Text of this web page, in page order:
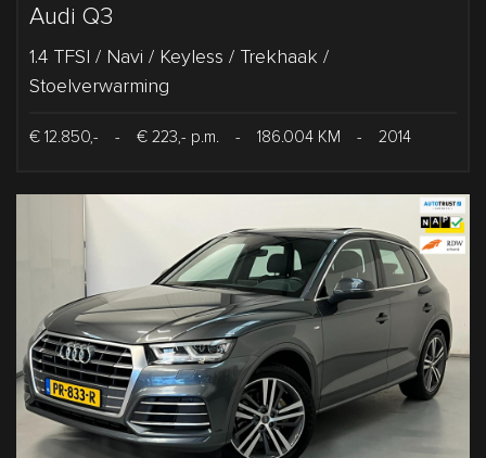
Audi Q3
1.4 TFSI / Navi / Keyless / Trekhaak /
Stoelverwarming
€ 12.850,- - € 223,- p.m. - 186.004 KM - 2014